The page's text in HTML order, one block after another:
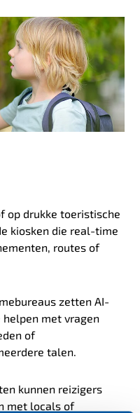
op drukke toeristische
kiosken die real-time
routes of
zetten AI-
met vragen
of
talen.
kunnen reizigers
met locals of